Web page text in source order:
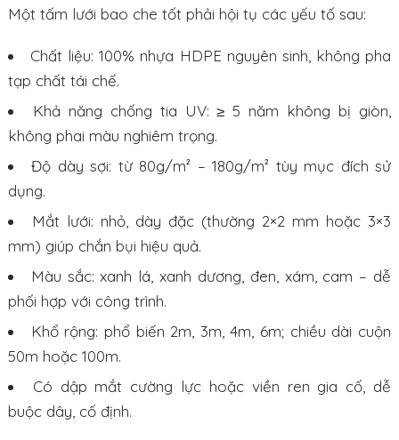
Một tấm lưới bao che tốt phải hội tụ các yếu tố sau:
Chất liệu: 100% nhựa HDPE nguyên sinh, không pha
tạp chất tái chế.
Khả năng chống tia UV: ≥ 5 năm không bị giòn,
không phai màu nghiêm trọng.
Độ dày sợi: từ 80g/m² – 180g/m² tùy mục đích sử
dụng.
Mắt lưới: nhỏ, dày đặc (thường 2×2 mm hoặc 3×3
mm) giúp chắn bụi hiệu quả.
Màu sắc: xanh lá, xanh dương, đen, xám, cam – dễ
phối hợp với công trình.
Khổ rộng: phổ biến 2m, 3m, 4m, 6m; chiều dài cuộn
50m hoặc 100m.
Có dập mắt cường lực hoặc viền ren gia cố, dễ
buộc dây, cố định.